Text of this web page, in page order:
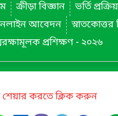
ক্রীড়া বিজ্ঞান ভর্তি
আবেদন
স্নাতকোত্তর
প্রশিক্ষণ - ২০২৬
শেয়ার করতে ক্লিক করুন